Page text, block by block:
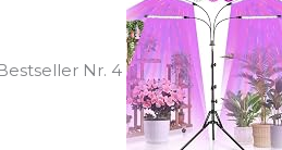
Nr. 4